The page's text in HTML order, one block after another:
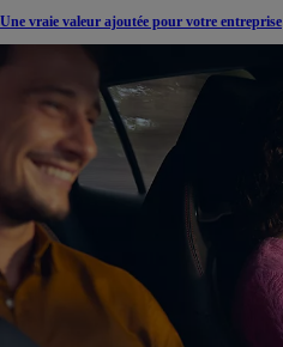
Une vraie valeur ajoutée pour votre entreprise